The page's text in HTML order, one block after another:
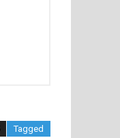
Tagged